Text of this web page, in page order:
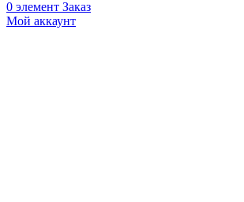
0 элемент Заказ
Мой аккаунт